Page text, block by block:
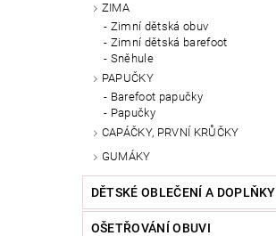
ZIMA
Zimní dětská obuv
Zimní dětská barefoot
Sněhule
PAPUČKY
Barefoot papučky
Papučky
CAPÁČKY, PRVNÍ KRŮČKY
GUMÁKY
DĚTSKÉ OBLEČENÍ A DOPLŇKY
OŠETŘOVÁNÍ OBUVI